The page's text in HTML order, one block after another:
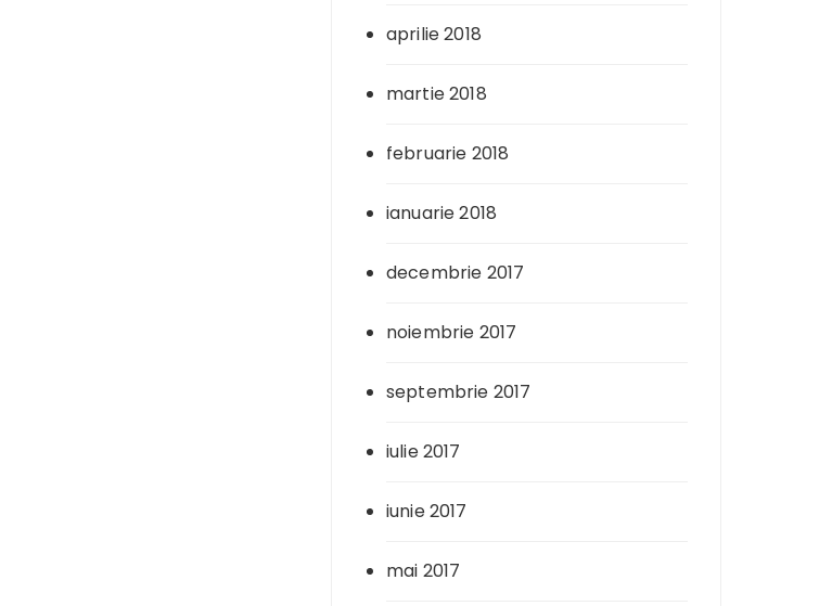
aprilie 2018
martie 2018
februarie 2018
ianuarie 2018
decembrie 2017
noiembrie 2017
septembrie 2017
iulie 2017
iunie 2017
mai 2017